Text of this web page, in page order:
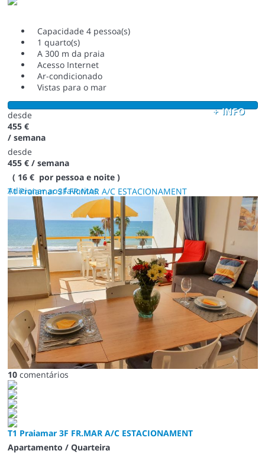
Capacidade 4 pessoa(s)
1 quarto(s)
A 300 m da praia
Acesso Internet
Ar-condicionado
Vistas para o mar
+ INFO
desde
455 €
/ semana
desde
455 €/ semana
( 16 € por pessoa e noite )
T1 Praiamar 3F FR.MAR A/C ESTACIONAMENT
Adicionar aos favoritos
10comentários
T1 Praiamar 3F FR.MAR A/C ESTACIONAMENT
Apartamento / Quarteira